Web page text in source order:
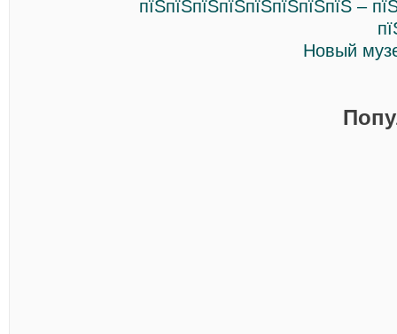
пїЅпїЅпїЅпїЅпїЅпїЅпїЅпїЅ –
Новый